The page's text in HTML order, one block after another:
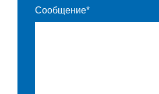
Сообщение*